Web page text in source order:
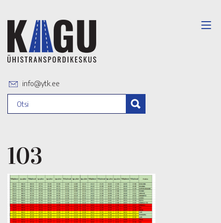
info@ytk.ee
103